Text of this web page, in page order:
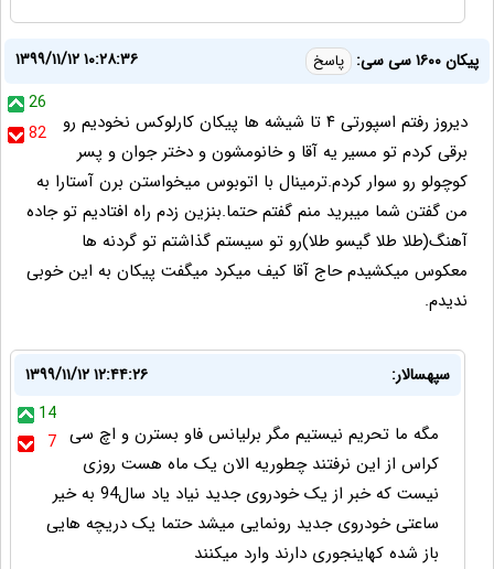
پیکان ١۶٠٠ سی سی: پاسخ
۱۳۹۹/۱۱/۱۲ ۱۰:۲۸:۳۶
26
82
دیروز رفتم اسپورتی ۴ تا شیشه ها پیکان کارلوکس نخودیم رو
برقی کردم تو مسیر یه آقا و خانومشون و دختر جوان و پسر
کوچولو رو سوار کردم.ترمینال با اتوبوس میخواستن برن آستارا به
من گفتن شما میبرید منم گفتم حتما.بنزین زدم راه افتادیم تو جاده
آهنگ(طلا طلا گیسو طلا)رو تو سیستم گذاشتم تو گردنه ها
معکوس میکشیدم حاج آقا کیف میکرد میگفت پیکان به این خوبی
ندیدم.
سپهسالار:
۱۳۹۹/۱۱/۱۲ ۱۲:۴۴:۲۶
14
7 مگه ما تحریم نیستیم مگر برلیانس فاو بسترن و اچ سی
کراس از این نرفتند چطوریه الان یک ماه هست روزی
نیست که خبر از یک خودروی جدید نیاد یاد سال94 به خیر
ساعتی خودروی جدید رونمایی میشد حتما یک دریچه هایی
باز شده کهاینجوری دارند وارد میکنند